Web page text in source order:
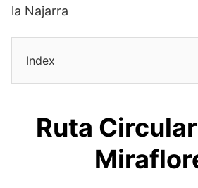
la Najarra
Index
Ruta